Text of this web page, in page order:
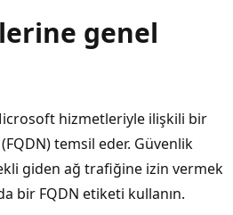
genel
hizmetleriyle ilişkili bir
temsil eder. Güvenlik
giden ağ trafiğine izin vermek
bir FQDN etiketi kullanın.